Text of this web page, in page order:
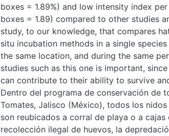
boxes = 1.89%) and low intensity index
boxes = 1.89) compared to other studies
study, to our knowledge, that compares
situ incubation methods in a single
the same location, and during the same
studies such as this one is important,
can contribute to their ability to survive
Dentro del programa de conservación de
Tomates, Jalisco (México), todos los
son reubicados a corral de playa o a
recolección ilegal de huevos, la